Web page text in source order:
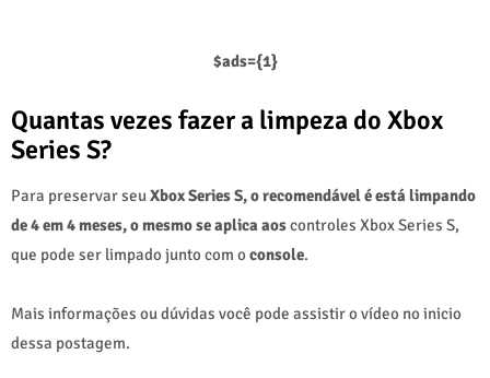
$ads={1}
Quantas vezes fazer a limpeza do Xbox
Series S?
Para preservar seuXbox Series S, o recomendável é está limpando
de 4 em 4 meses, o mesmo se aplica aoscontroles Xbox Series S,
que pode ser limpado junto com o console.
Mais informações ou dúvidas você pode assistir o vídeo no inicio
dessa postagem.